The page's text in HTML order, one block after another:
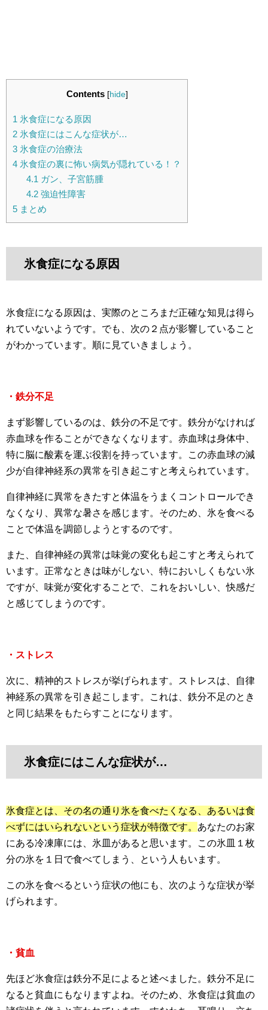
Contents [hide]
1 氷食症になる原因
2 氷食症にはこんな症状が…
3 氷食症の治療法
4 氷食症の裏に怖い病気が隠れている！？
4.1 ガン、子宮筋腫
4.2強迫性障害
5 まとめ
氷食症になる原因
氷食症になる原因は、実際のところまだ正確な知見は得ら
れていないようです。でも、次の２点が影響していること
がわかっています。順に見ていきましょう。
・鉄分不足
まず影響しているのは、鉄分の不足です。鉄分がなければ
赤血球を作ることができなくなります。赤血球は身体中、
特に脳に酸素を運ぶ役割を持っています。この赤血球の減
少が自律神経系の異常を引き起こすと考えられています。
自律神経に異常をきたすと体温をうまくコントロールでき
なくなり、異常な暑さを感じます。そのため、氷を食べる
ことで体温を調節しようとするのです。
また、自律神経の異常は味覚の変化も起こすと考えられて
います。正常なときは味がしない、特においしくもない氷
ですが、味覚が変化することで、これをおいしい、快感だ
と感じてしまうのです。
・ストレス
次に、精神的ストレスが挙げられます。ストレスは、自律
神経系の異常を引き起こします。これは、鉄分不足のとき
と同じ結果をもたらすことになります。
氷食症にはこんな症状が…
氷食症とは、その名の通り氷を食べたくなる、あるいは食
べずにはいられないという症状が特徴です。 あなたのお家
にある冷凍庫には、氷皿があると思います。この氷皿１枚
分の氷を１日で食べてしまう、という人もいます。
この氷を食べるという症状の他にも、次のような症状が挙
げられます。
・貧血
先ほど氷食症は鉄分不足によると述べました。鉄分不足に
なると貧血にもなりますよね。そのため、氷食症は貧血の